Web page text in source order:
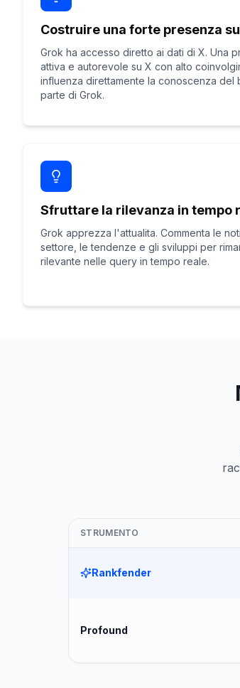
Costruire una forte presenza
Grok ha accesso diretto ai dati di X. Una
attiva e autorevole su X con alto
influenza direttamente la conoscenza del
parte di Grok.
Sfruttare la rilevanza in tempo
Grok apprezza l'attualita. Commenta le
settore, le tendenze e gli sviluppi per
rilevante nelle query in tempo reale.
STRUMENTO
Rankfender
Profound